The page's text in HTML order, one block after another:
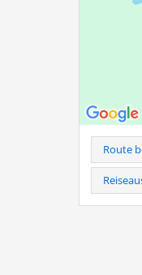
Route